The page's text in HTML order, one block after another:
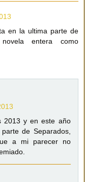
en la ultima parte de
entera como
2013 y en este año
de Separados,
a mi parecer no